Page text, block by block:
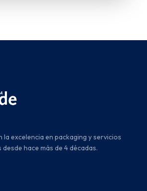
excelencia en packaging y servicios
hace más de 4 décadas.